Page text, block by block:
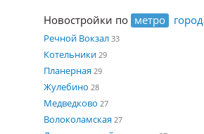
Новостройки по метро
Речной Вокзал 33
Котельники 29
Планерная 29
Жулебино 28
Медведково 27
Волоколамская 27